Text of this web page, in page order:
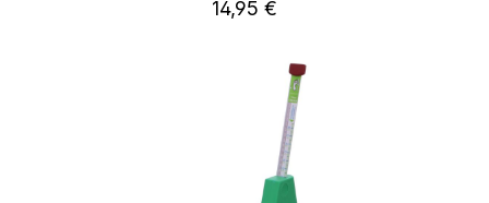
Regulärer Preis:
14,95 €